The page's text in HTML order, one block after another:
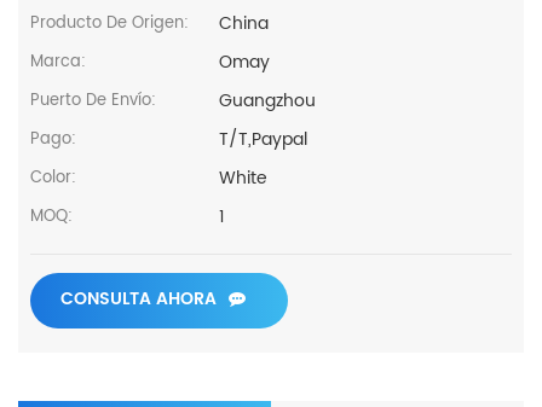
Producto De Origen: China
Marca: Omay
Puerto De Envío: Guangzhou
Pago: T/T,Paypal
Color: White
MOQ: 1
CONSULTA AHORA